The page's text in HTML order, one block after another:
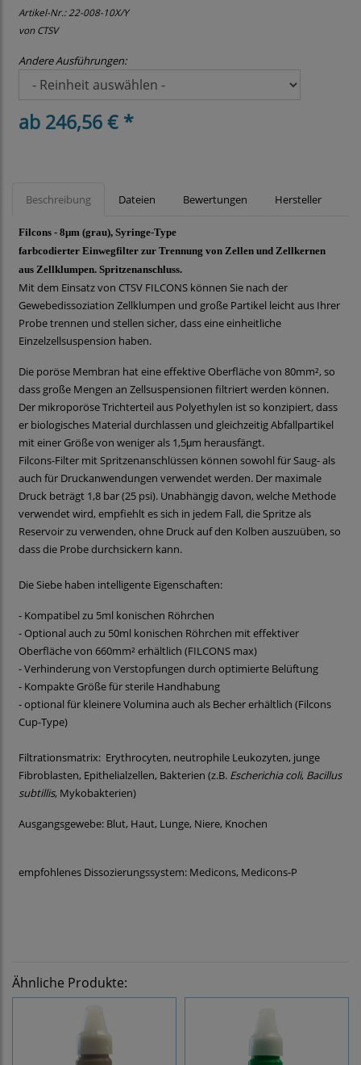
Artikel-Nr.:22-008-10X/Y
von CTSV
Andere Ausführungen:
ab 246,56 € *
Beschreibung Dateien Bewertungen Hersteller
Filcons - 8μm (grau), Syringe-Type
farbcodierter Einwegfilter zur Trennung von Zellen und Zellkernen
aus Zellklumpen. Spritzenanschluss.
Mit dem Einsatz von CTSV FILCONS können Sie nach der
Gewebedissoziation Zellklumpen und große Partikel leicht aus Ihrer
Probe trennen und stellen sicher, dass eine einheitliche
Einzelzellsuspension haben.
Die poröse Membran hat eine effektive Oberfläche von 80mm², so
dass große Mengen an Zellsuspensionen filtriert werden können.
Der mikroporöse Trichterteil aus Polyethylen ist so konzipiert, dass
er biologisches Material durchlassen und gleichzeitig Abfallpartikel
mit einer Größe von weniger als 1,5μm herausfängt.
Filcons-Filter mit Spritzenanschlüssen können sowohl für Saug- als
auch für Druckanwendungen verwendet werden. Der maximale
Druck beträgt 1,8 bar (25 psi). Unabhängig davon, welche Methode
verwendet wird, empfiehlt es sich in jedem Fall, die Spritze als
Reservoir zu verwenden, ohne Druck auf den Kolben auszuüben, so
dass die Probe durchsickern kann.
Die Siebe haben intelligente Eigenschaften:
- Kompatibel zu 5ml konischen Röhrchen
- Optional auch zu 50ml konischen Röhrchen mit effektiver
Oberfläche von 660mm² erhältlich (FILCONS max)
- Verhinderung von Verstopfungen durch optimierte Belüftung
- Kompakte Größe für sterile Handhabung
- optional für kleinere Volumina auch als Becher erhältlich (Filcons
Cup-Type)
Filtrationsmatrix: Erythrocyten, neutrophile Leukozyten, junge
Fibroblasten, Epithelialzellen, Bakterien (z.B. Escherichia coli, Bacillus
subtillis, Mykobakterien)
Ausgangsgewebe: Blut, Haut, Lunge, Niere, Knochen
empfohlenes Dissozierungssystem: Medicons, Medicons-P
Ähnliche Produkte: